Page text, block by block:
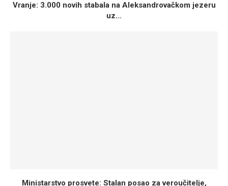
Vranje: 3.000 novih stabala na Aleksandrovačkom jezeru
uz...
Ministarstvo prosvete: Stalan posao za veroučitelje,